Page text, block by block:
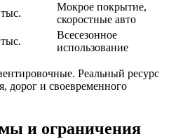
Мокрое покрытие,
скоростные авто
Всесезонное
использование
Реальный ресурс
дорог и своевременного
и ограничения